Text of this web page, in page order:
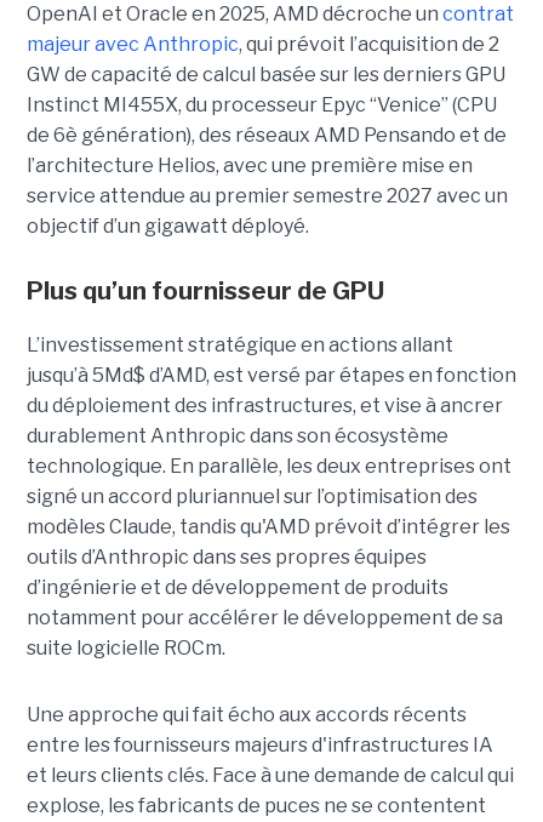
OpenAI et Oracle en 2025, AMD décroche un contrat
majeur avec Anthropic, qui prévoit l’acquisition de 2
GW de capacité de calcul basée sur les derniers GPU
Instinct MI455X, du processeur Epyc “Venice” (CPU
de 6è génération), des réseaux AMD Pensando et de
l’architecture Helios, avec une première mise en
service attendue au premier semestre 2027 avec un
objectif d’un gigawatt déployé.
Plus qu’un fournisseur de GPU
L’investissement stratégique en actions allant
jusqu’à 5Md$ d’AMD, est versé par étapes en fonction
du déploiement des infrastructures, et vise à ancrer
durablement Anthropic dans son écosystème
technologique. En parallèle, les deux entreprises ont
signé un accord pluriannuel sur l’optimisation des
modèles Claude, tandis qu'AMD prévoit d’intégrer les
outils d’Anthropic dans ses propres équipes
d’ingénierie et de développement de produits
notamment pour accélérer le développement de sa
suite logicielle ROCm.
Une approche qui fait écho aux accords récents
entre les fournisseurs majeurs d'infrastructures IA
et leurs clients clés. Face à une demande de calcul qui
explose, les fabricants de puces ne se contentent